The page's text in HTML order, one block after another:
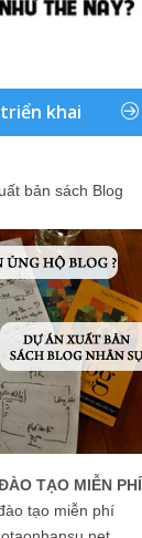
khai
bản sách Blog
TẠO MIỄN PHÍ
tạo miễn phí